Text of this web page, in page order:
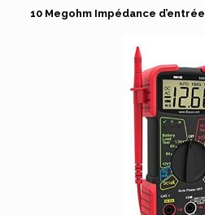
10 Megohm Impédance d’entrée